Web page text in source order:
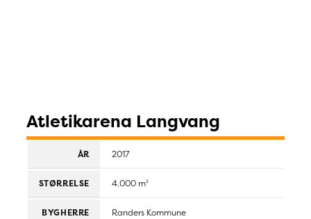
Atletikarena Langvang
ÅR 2017
STØRRELSE 4.000 m²
BYGHERRE Randers Kommune